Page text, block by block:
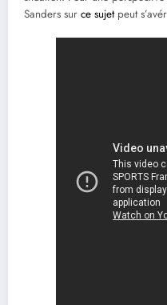
Sanders sur ce sujetpeut